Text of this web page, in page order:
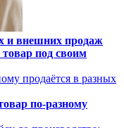
и внешних продаж
под своим
по-разному